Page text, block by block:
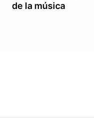
de la música